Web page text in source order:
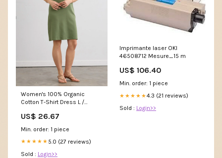
Women's 100% Organic
Cotton T-Shirt Dress L /
US$ 26.67
Min. order: 1 piece
★★★★★ 5.0 (27 reviews)
Sold : Login>>
Imprimante laser OKI
46508712 Mesure_15 m
US$ 106.40
Min. order: 1 piece
★★★★★4.3 (21 reviews)
Sold : Login>>